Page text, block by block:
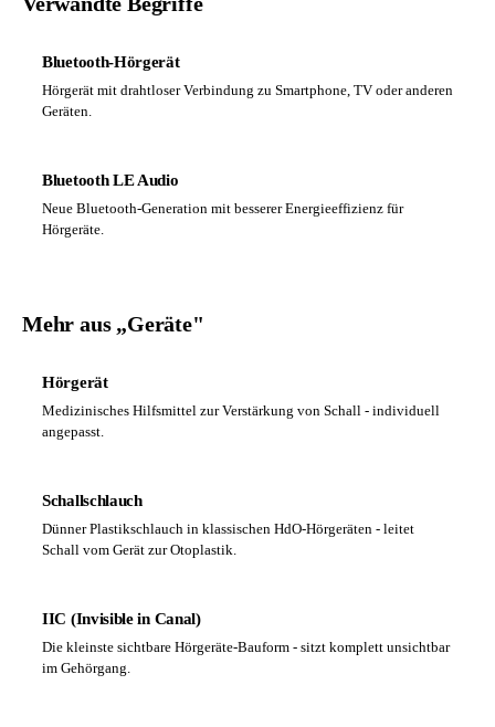
Bluetooth-Hörgerät
Hörgerät mit drahtloser Verbindung zu Smartphone, TV oder anderen
Geräten.
Bluetooth LE Audio
Neue Bluetooth-Generation mit besserer Energieeffizienz für
Hörgeräte.
Mehr aus „Geräte"
Hörgerät
Medizinisches Hilfsmittel zur Verstärkung von Schall - individuell
angepasst.
Schallschlauch
Dünner Plastikschlauch in klassischen HdO-Hörgeräten - leitet
Schall vom Gerät zur Otoplastik.
IIC (Invisible in Canal)
Die kleinste sichtbare Hörgeräte-Bauform - sitzt komplett unsichtbar
im Gehörgang.